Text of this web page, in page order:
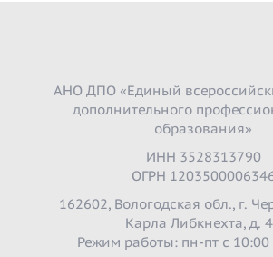
АНО ДПО «Единый
дополнительного
образования»
ИНН 3528313790
ОГРН
162602, Вологодская обл., г.
Карла Либкнехта, д.
Режим работы: пн-пт с 10:00